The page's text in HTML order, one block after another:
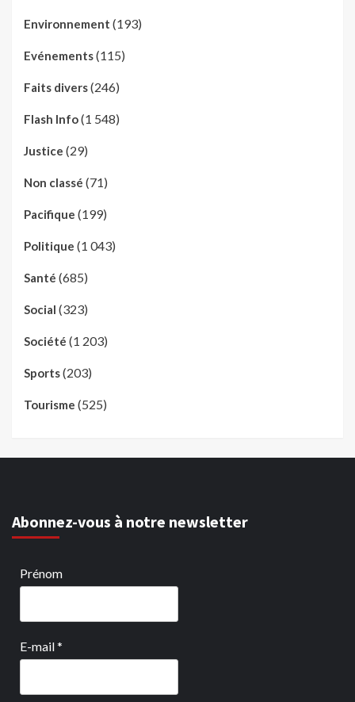
Environnement (193)
Evénements(115)
Faits divers(246)
Flash Info(1 548)
Justice (29)
Non classé (71)
Pacifique (199)
Politique (1 043)
Santé (685)
Social (323)
Société (1 203)
Sports(203)
Tourisme (525)
Abonnez-vous à notre newsletter
Prénom
E-mail*